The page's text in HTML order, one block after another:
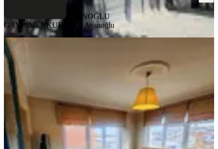
AVANOĞLU
GAYRİMENKUL Serdar Avanoğlu
KOMBİLİ
· ·26.07.2026
28.000 ₺